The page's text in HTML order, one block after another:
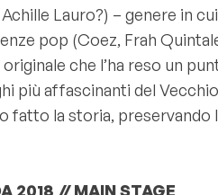
Lauro?) – genere in
pop (Coez, Frah
che l’ha reso un
più affascinanti del
fatto la storia,
2018 // MAIN STAGE